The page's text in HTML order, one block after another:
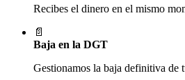
Recibes el dinero en el mismo
📄
Baja en la DGT
Gestionamos la baja definitiva de